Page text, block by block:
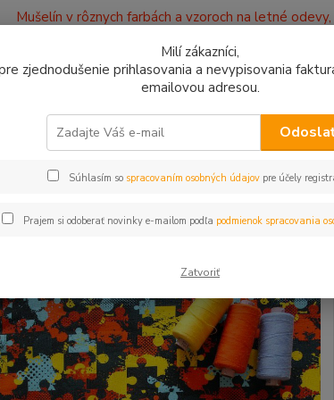
Mušelín v rôznych farbách a vzoroch na letné odevy,
Úplet a teplákovina Teplákovina Puzzle unisex digi
Puzzle unisex digi
Milí zákazníci,
zjednodušenie prihlasovania a nevypisovania
emailovou adresou.
Súhlasím so spracovaním osobných údajov pre účely
Prajem si odoberať novinky e-mailom podľa podmienok spracovania
Zatvoriť